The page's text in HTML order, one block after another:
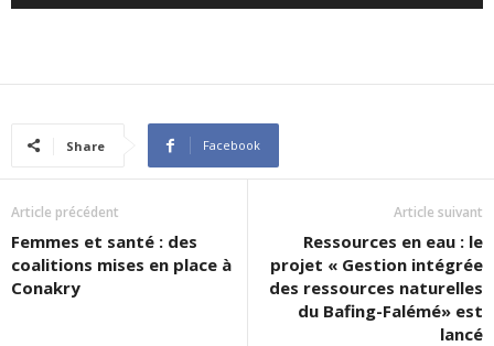
Share Facebook
Article précédent
Femmes et santé : des
coalitions mises en place à
Conakry
Article suivant
Ressources en eau : le
projet « Gestion intégrée
des ressources naturelles
du Bafing-Falémé» est
lancé